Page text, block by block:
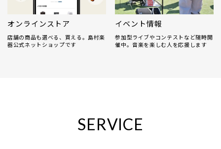
オンラインストア
店舗の商品も選べる、買える。島村楽
器公式ネットショップです
イベント情報
参加型ライブやコンテストなど随時開
催中。音楽を楽しむ人を応援します
SERVICE